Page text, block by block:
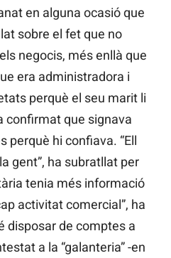
en alguna ocasió que
sobre el fet que no
negocis, més enllà que
era administradora i
perquè el seu marit li
confirmat que signava
perquè hi confiava. “Ell
gent”, ha subratllat per
tenia més informació
activitat comercial”, ha
disposar de comptes a
a la “galanteria” -en